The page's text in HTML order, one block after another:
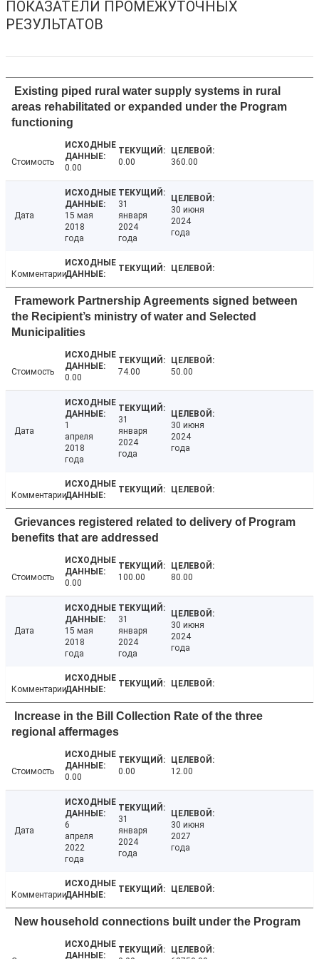
ПОКАЗАТЕЛИ ПРОМЕЖУТОЧНЫХ
РЕЗУЛЬТАТОВ
Existing piped rural water supply systems in rural
areas rehabilitated or expanded under the Program
functioning
Стоимость
0.00
0.00 360.00
Дата
15 мая
2018
года
31
января
2024
года
30 июня
2024
года
Комментарии
Framework Partnership Agreements signed between
the Recipient’s ministry of water and Selected
Municipalities
Стоимость
0.00
74.00 50.00
Дата
1
апреля
2018
года
31
января
2024
года
30 июня
2024
года
Комментарии
Grievances registered related to delivery of Program
benefits that are addressed
Стоимость
0.00
100.00 80.00
Дата
15 мая
2018
года
31
января
2024
года
30 июня
2024
года
Комментарии
Increase in the Bill Collection Rate of the three
regional affermages
Стоимость
0.00
0.00 12.00
Дата
6
апреля
2022
года
31
января
2024
года
30 июня
2027
года
Комментарии
New household connections built under the Program